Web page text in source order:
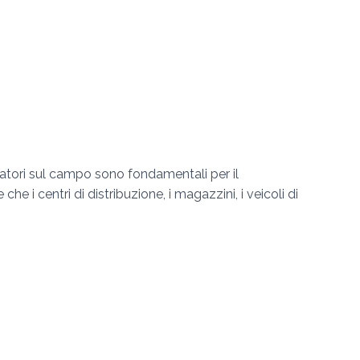
sul campo sono fondamentali per il
i centri di distribuzione, i magazzini, i veicoli di